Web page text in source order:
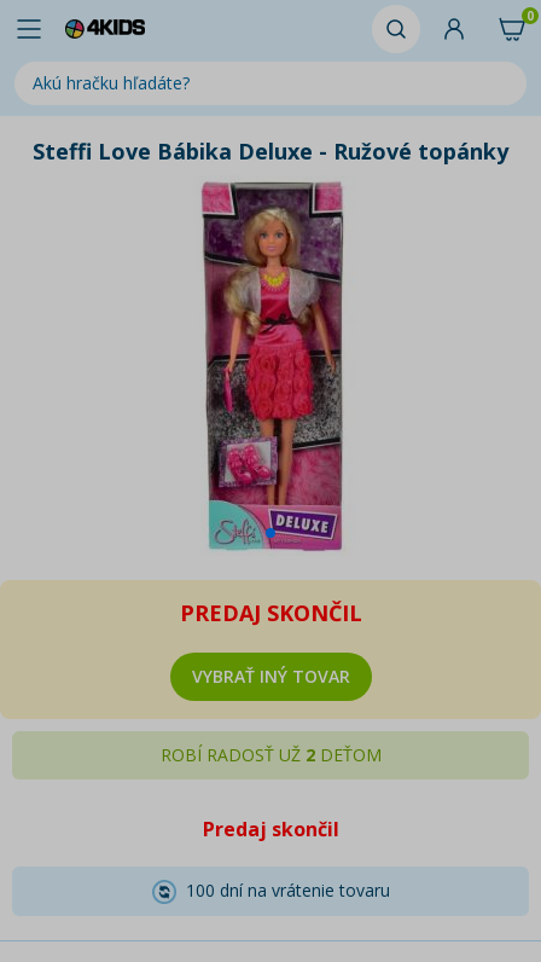
0
Steffi Love Bábika Deluxe - Ružové topánky
PREDAJ SKONČIL
VYBRAŤ INÝ TOVAR
ROBÍ RADOSŤ UŽ 2DEŤOM
Predaj skončil
100 dní na vrátenie tovaru